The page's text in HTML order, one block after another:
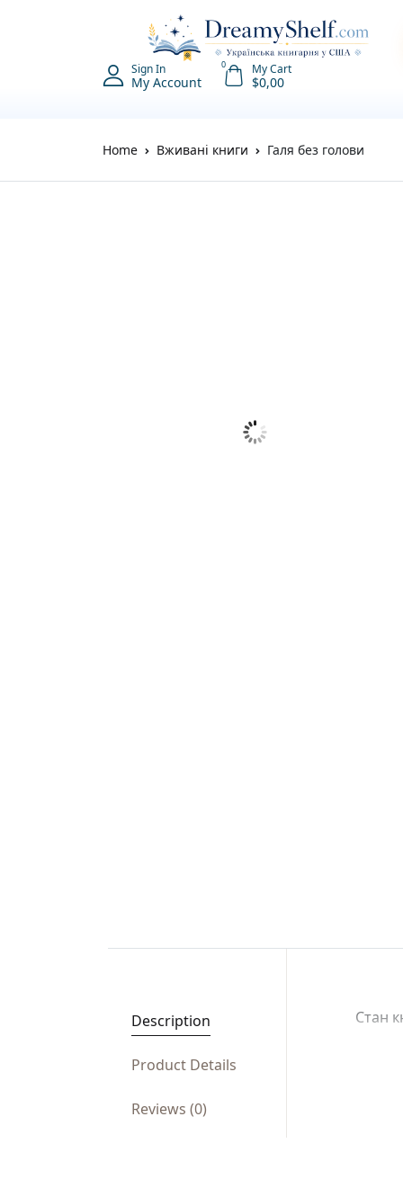
Sign In
My Account
0 My Cart
$0,00
Home Вживані книги Галя без голови
Description
Product Details
Reviews (0)
Стан